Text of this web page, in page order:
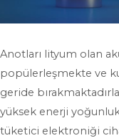
Anotları lityum olan
popülerleşmekte ve
geride
yüksek enerji
tüketici elektroniği